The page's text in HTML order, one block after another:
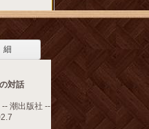
対話
潮出版社 --